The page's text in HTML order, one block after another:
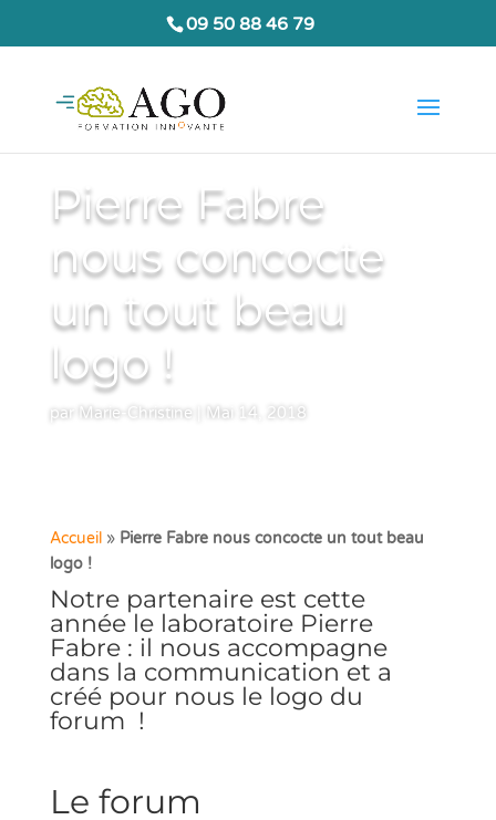
09 50 88 46 79
Pierre Fabre
nous concocte
un tout beau
logo !
par Marie-Christine Mai 14, 2018
Accueil» Pierre Fabre nous concocte un tout beau
logo !
Notre partenaire est cette
année le laboratoire Pierre
Fabre : il nous accompagne
dans la communication et a
créé pour nous le logo du
forum !
Le forum